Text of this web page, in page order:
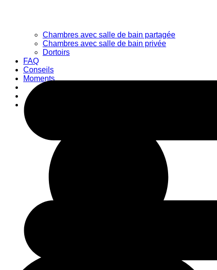
Chambres avec salle de bain partagée
Chambres avec salle de bain privée
Dortoirs
FAQ
Conseils
Moments